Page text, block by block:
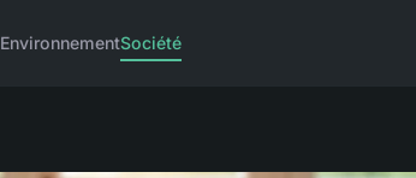
EnvironnementSociété